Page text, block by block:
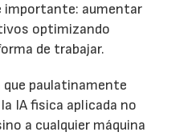
importante: aumentar
optimizando
de trabajar.
paulatinamente
IA fisica aplicada no
a cualquier máquina